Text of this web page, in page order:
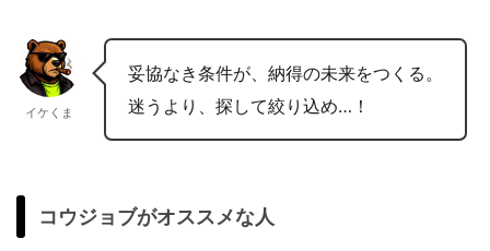
イケくま
妥協なき条件が、納得の未来をつくる。
迷うより、探して絞り込め…！
コウジョブがオススメな人